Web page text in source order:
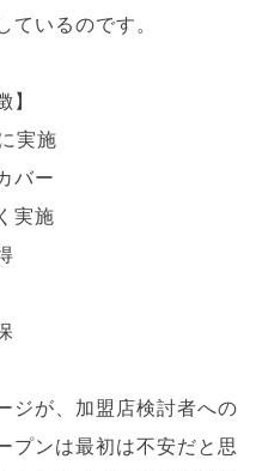
いるのです。
】
実施
バー
実施
ジが、加盟店検討者への
プンは最初は不安だと思